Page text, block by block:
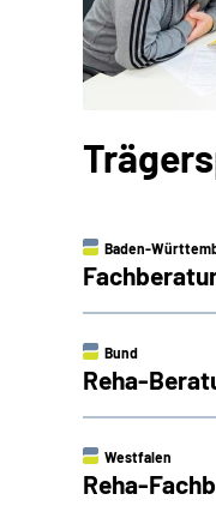
Baden-
Bund
Reha-
Westfalen
Reha-